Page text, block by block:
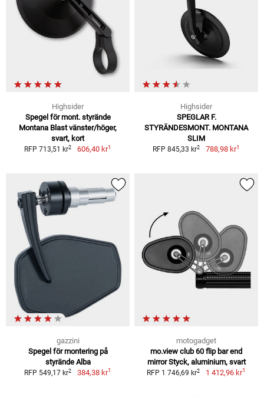
Highsider
Spegel för mont. styrände
Montana Blast vänster/höger,
svart, kort
RFP 713,51 kr2 606,40 kr1
Highsider
SPEGLAR F.
STYRÄNDESMONT. MONTANA
SLIM
RFP 845,33 kr2 788,98 kr1
gazzini
Spegel för montering på
styrände Alba
RFP 549,17 kr2 384,38 kr1
motogadget
mo.view club 60 flip bar end
mirror Styck, aluminium, svart
RFP 1 746,69 kr2 1 412,96 kr1